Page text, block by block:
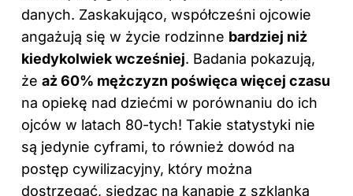
danych. Zaskakująco, współcześni ojcowie
angażują się w życie rodzinne bardziej niż
kiedykolwiek wcześniej. Badania pokazują,
że aż 60% mężczyzn poświęca więcej czasu
na opiekę nad dziećmi w porównaniu do ich
ojców w latach 80-tych! Takie statystyki nie
są jedynie cyframi, to również dowód na
postęp cywilizacyjny, który można
dostrzegać, siedząc na kanapie z szklanką